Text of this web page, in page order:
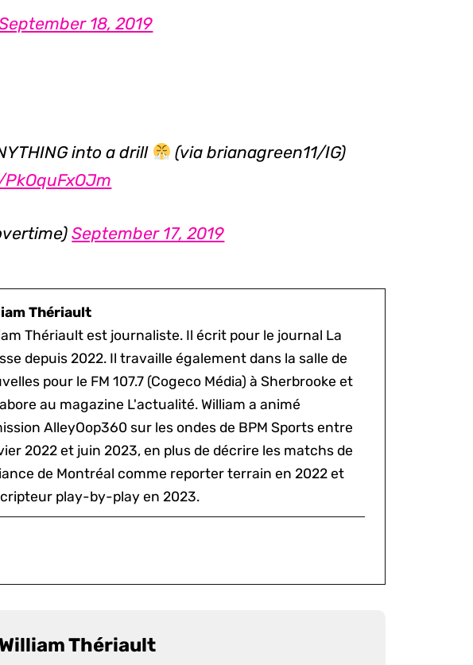
18, 2019
into a drill
(via brianagreen11/IG)
September 17, 2019
Thériault
Thériault est journaliste. Il écrit pour le journal La
depuis 2022. Il travaille également dans la salle de
pour le FM 107.7 (Cogeco Média) à Sherbrooke et
au magazine L'actualité. William a animé
AlleyOop360 sur les ondes de BPM Sports entre
2022 et juin 2023, en plus de décrire les matchs de
de Montréal comme reporter terrain en 2022 et
play-by-play en 2023.
Thériault